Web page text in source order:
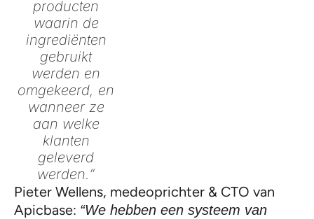
producten
waarin de
ingrediënten
gebruikt
werden en
omgekeerd, en
wanneer ze
aan welke
klanten
geleverd
werden.”
Pieter Wellens, medeoprichter & CTO van
Apicbase: “We hebben een systeem van